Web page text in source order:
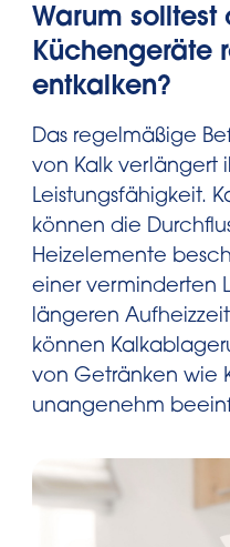
Warum solltest
Küchengeräte
entkalken?
Das regelmäßige
von Kalk verlängert
Leistungsfähigkeit.
können die
Heizelemente
einer verminderten
längeren
können
von Getränken wie
unangenehm